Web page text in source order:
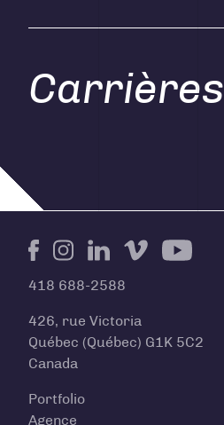
Carrières
418 688-2588
426, rue Victoria
Québec (Québec) G1K 5C2
Canada
Portfolio
Agence